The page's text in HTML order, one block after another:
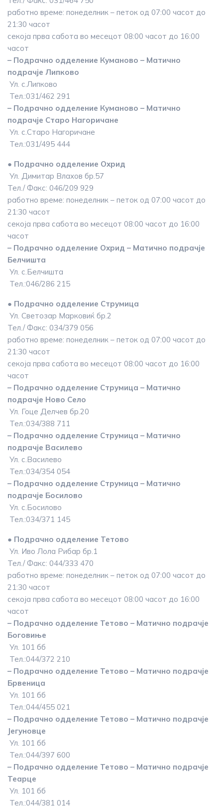
работно време: понеделник – петок од 07:00 часот до
21:30 часот
секоја прва сабота во месецот 08:00 часот до 16:00
часот
– Подрачно одделение Куманово – Матично
подрачје Липково
Ул. с.Липково
Тел.:031/462 291
– Подрачно одделение Куманово – Матично
подрачје Старо Нагоричане
Ул. с.Старо Нагоричане
Тел.:031/495 444
● Подрачно одделение Охрид
Ул. Димитар Влахов бр.57
Тел./ Факс: 046/209 929
работно време: понеделник – петок од 07:00 часот до
21:30 часот
секоја прва сабота во месецот 08:00 часот до 16:00
часот
– Подрачно одделение Охрид – Матично подрачје
Белчишта
Ул. с.Белчишта
Тел.:046/286 215
● Подрачно одделение Струмица
Ул. Светозар Марковиќ бр.2
Тел./ Факс: 034/379 056
работно време: понеделник – петок од 07:00 часот до
21:30 часот
секоја прва сабота во месецот 08:00 часот до 16:00
часот
– Подрачно одделение Струмица – Матично
подрачје Ново Село
Ул. Гоце Делчев бр.20
Тел.:034/388 711
– Подрачно одделение Струмица – Матично
подрачје Василево
Ул. с.Василево
Тел.:034/354 054
– Подрачно одделение Струмица – Матично
подрачје Босилово
Ул. с.Босилово
Тел.:034/371 145
● Подрачно одделение Тетово
Ул. Иво Лола Рибар бр.1
Тел./ Факс: 044/333 470
работно време: понеделник – петок од 07:00 часот до
21:30 часот
секоја прва сабота во месецот 08:00 часот до 16:00
часот
– Подрачно одделение Тетово – Матично подрачје
Боговиње
Ул. 101 бб
Тел.:044/372 210
– Подрачно одделение Тетово – Матично подрачје
Брвеница
Ул. 101 бб
Тел.:044/455 021
– Подрачно одделение Тетово – Матично подрачје
Јегуновце
Ул. 101 бб
Тел.:044/397 600
– Подрачно одделение Тетово – Матично подрачје
Теарце
Ул. 101 бб
Тел.:044/381 014